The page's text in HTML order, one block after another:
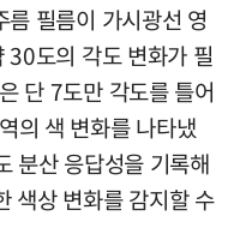
필름이 가시광선 영
30도의 각도 변화가 필
단 7도만 각도를 틀어
의 색 변화를 나타냈
분산 응답성을 기록해
색상 변화를 감지할 수